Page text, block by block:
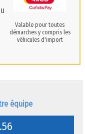
Valable pour toutes
démarches y compris les
véhicules d'import
équipe